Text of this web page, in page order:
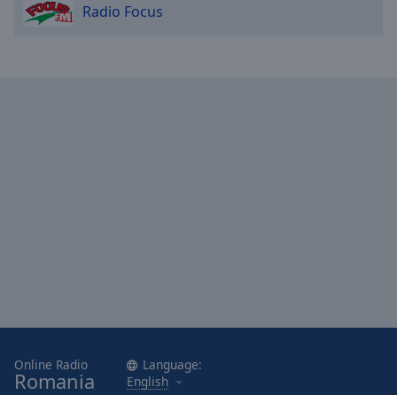
Radio Focus
Online Radio
Romania
Language:
English